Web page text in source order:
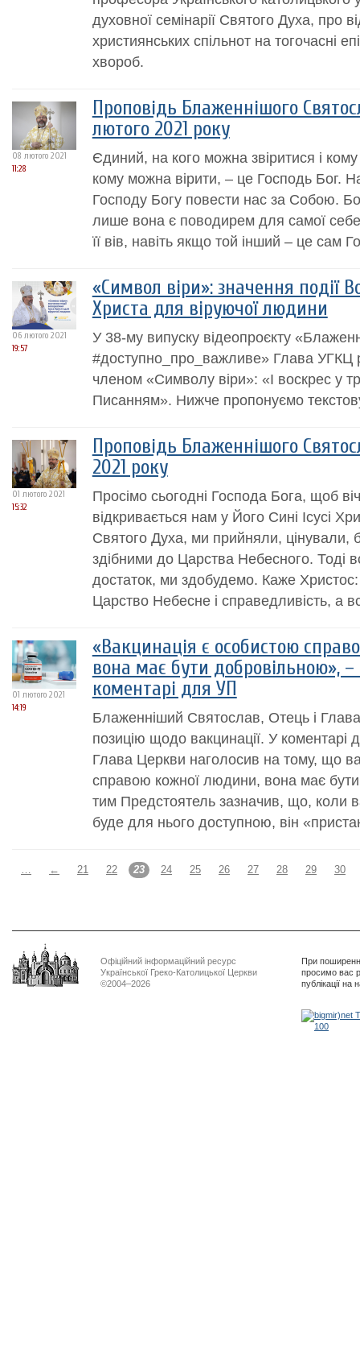
духовної семінарії Святого Духа, про
християнських спільнот на тогочасні
хвороб.
08 лютого 2021
11:28
Проповідь Блаженнішого
лютого 2021 року
Єдиний, на кого можна звіритися і
кому можна вірити, – це Господь Бог.
Господу Богу повести нас за Собою.
лише вона є поводирем для самої
її вів, навіть якщо той інший – це сам
06 лютого 2021
19:57
«Символ віри»: значення події
Христа для віруючої людини
У 38-му випуску відеопроєкту
#доступно_про_важливе» Глава УГКЦ
членом «Символу віри»: «І воскрес у
Писанням». Нижче пропонуємо
01 лютого 2021
15:32
Проповідь Блаженнішого
2021 року
Просімо сьогодні Господа Бога, щоб
відкривається нам у Його Сині Ісусі
Святого Духа, ми прийняли, цінували,
здібними до Царства Небесного. Тоді
достаток, ми здобудемо. Каже
Царство Небесне і справедливість, а
01 лютого 2021
14:19
«Вакцинація є особистою
вона має бути добровільною»,
коментарі для УП
Блаженніший Святослав, Отець і
позицію щодо вакцинації. У коментарі
Глава Церкви наголосив на тому, що
справою кожної людини, вона має
тим Предстоятель зазначив, що, коли
буде для нього доступною, він
… ← 21 22 23 24 25 26 27 28 29 30
Офіційний інформаційний ресурс
Української Греко-Католицької Церкви
©2004–2026
При
просимо вас
публікації на